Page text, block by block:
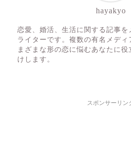
hayakyo
恋愛、婚活、生活に関する記事を
ライターです。複数の有名メディ
まざまな形の恋に悩むあなたに
けします。
スポンサーリン